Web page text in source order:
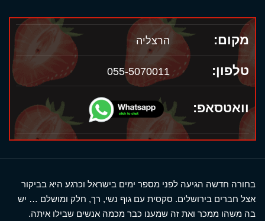
מקום: הרצליה
טלפון: 055-5070011
וואטסאפ:
בחורה חדשה הגיעה לפני מספר ימים בישראל וכרגע היא בביקור
אצל חברים בירושלים. סקסית עם גוף נשי, רך, חלק ומושלם … יש
בה משהו ממכר ואת זה שמענו כבר מכמה אנשים שבילו איתה.